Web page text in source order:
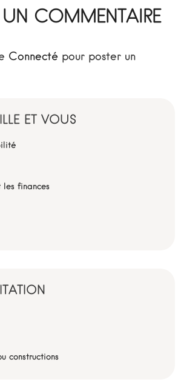
UN COMMENTAIRE
Connecté pour poster un
ET VOUS
les finances
constructions